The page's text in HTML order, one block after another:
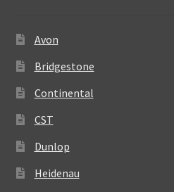
Avon
Bridgestone
Continental
CST
Dunlop
Heidenau